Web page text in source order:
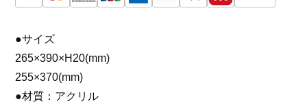
●サイズ
265×390×H20(mm)
255×370(mm)
●材質：アクリル